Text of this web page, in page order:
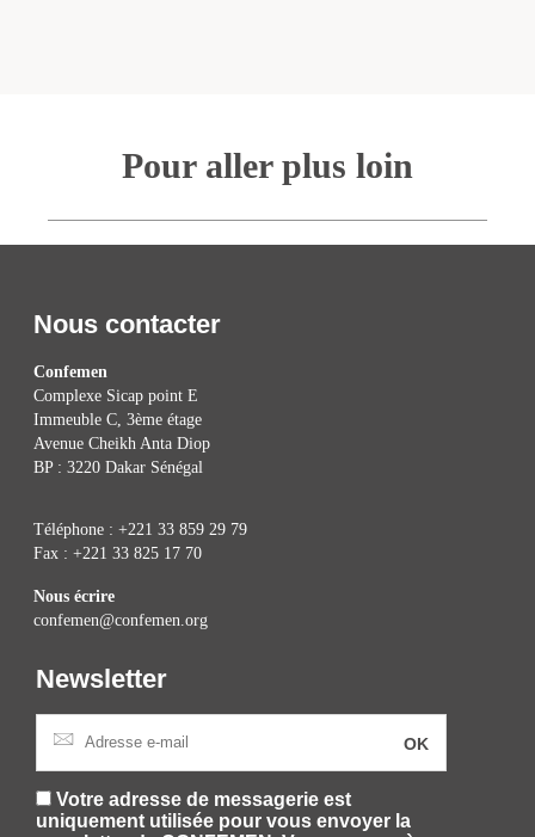
Pour aller plus loin
Nous contacter
Confemen
Complexe Sicap point E
Immeuble C, 3ème étage
Avenue Cheikh Anta Diop
BP : 3220 Dakar Sénégal
Téléphone : +221 33 859 29 79
Fax : +221 33 825 17 70
Nous écrire
confemen@confemen.org
Newsletter
Votre adresse de messagerie est
uniquement utilisée pour vous envoyer la